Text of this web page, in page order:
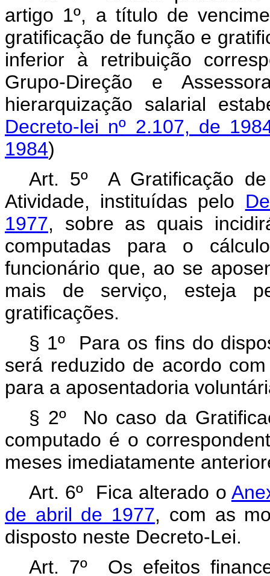
artigo 1º, a título de
gratificação de função e
inferior à retribuição
Grupo-Direção e
hierarquização salarial
Decreto-lei nº 2.107, de
1984)
Art. 5º A Gratificação
Atividade, instituídas pelo
1977, sobre as quais
computadas para o
funcionário que, ao se
mais de serviço, esteja
gratificações.
§ 1º Para os fins do
será reduzido de acordo
para a aposentadoria
§ 2º No caso da
computado é o
meses imediatamente
Art. 6º Fica alterado o
de abril de 1977, com as
disposto neste Decreto-Lei.
Art. 7º Os efeitos